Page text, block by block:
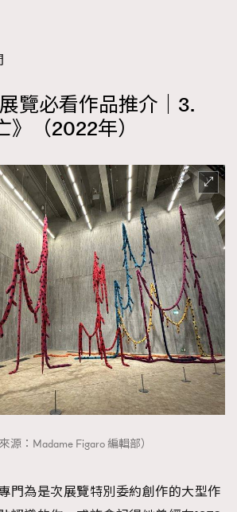
覽必看作品推介｜3.
》（2022年）
來源：Madame Figaro 編輯部）
門為是次展覽特別委約創作的大型作